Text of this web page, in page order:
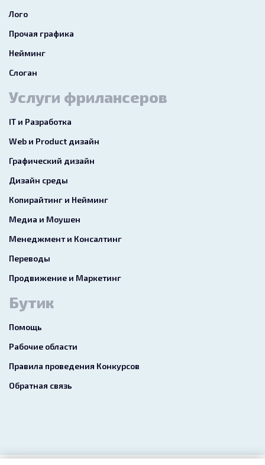
Лого
Прочая графика
Нейминг
Слоган
Услуги фрилансеров
IT и Разработка
Web и Product дизайн
Графический дизайн
Дизайн среды
Копирайтинг и Нейминг
Медиа и Моушен
Менеджмент и Консалтинг
Переводы
Продвижение и Маркетинг
Бутик
Помощь
Рабочие области
Правила проведения Конкурсов
Обратная связь